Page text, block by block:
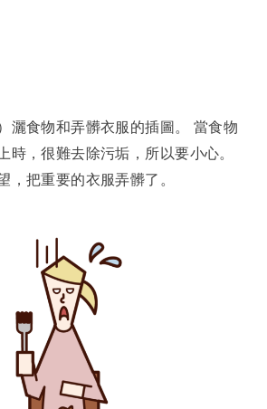
灑食物和弄髒衣服的插圖。 當食物
時，很難去除污垢，所以要小心。
，把重要的衣服弄髒了。